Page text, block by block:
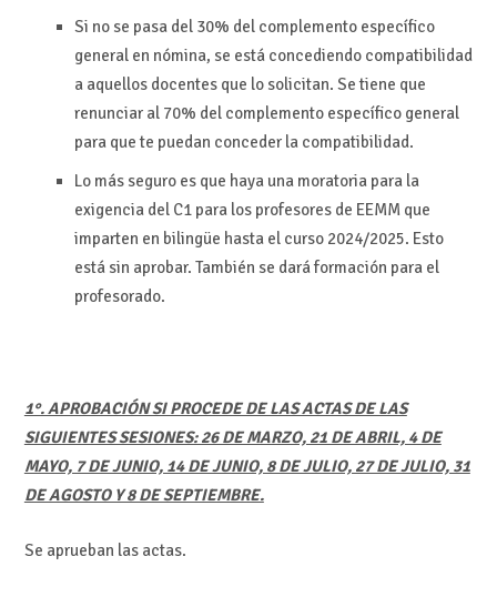
Si no se pasa del 30% del complemento específico
general en nómina, se está concediendo compatibilidad
a aquellos docentes que lo solicitan. Se tiene que
renunciar al 70% del complemento específico general
para que te puedan conceder la compatibilidad.
Lo más seguro es que haya una moratoria para la
exigencia del C1 para los profesores de EEMM que
imparten en bilingüe hasta el curso 2024/2025. Esto
está sin aprobar. También se dará formación para el
profesorado.
1°. APROBACIÓN SI PROCEDE DE LAS ACTAS DE LAS
SIGUIENTES SESIONES: 26 DE MARZO, 21 DE ABRIL, 4 DE
MAYO, 7 DE JUNIO, 14 DE JUNIO, 8 DE JULIO, 27 DE JULIO, 31
DE AGOSTO Y 8 DE SEPTIEMBRE.
Se aprueban las actas.